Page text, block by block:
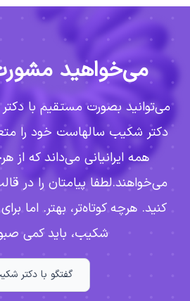
می‌خواهید
می‌توانید بصورت مستقیم با
دکتر شکیب سالهاست خود را
همه ایرانیانی می‌داند که از
می‌خواهند.لطفا پیامتان را در
کنید. هرچه کوتاه‌تر، بهتر. اما
شکیب، باید کمی
گفتگو با دکتر